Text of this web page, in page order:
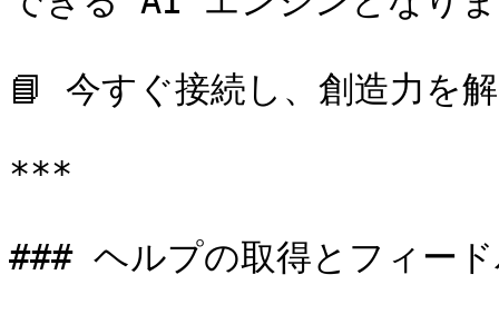
📘 今すぐ接続し、創造力を
***
### ヘルプの取得とフィー